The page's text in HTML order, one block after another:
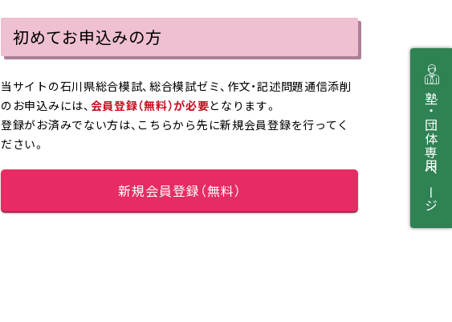
塾・団体専用ページ
初めてお申込みの方
当サイトの石川県総合模試、総合模試ゼミ、作文・記述問題通信添削
のお申込みには、 会員登録（無料）が必要となります。
登録がお済みでない方は、こちらから先に新規会員登録を行ってく
ださい。
新規会員登録（無料）